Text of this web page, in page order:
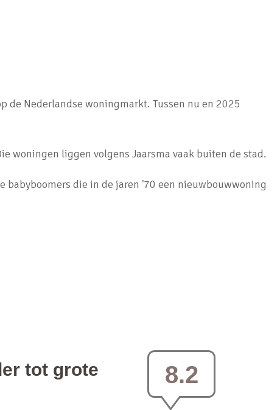
de Nederlandse woningmarkt. Tussen nu en 2025
woningen liggen volgens Jaarsma vaak buiten de stad.
die in de jaren '70 een nieuwbouwwoning